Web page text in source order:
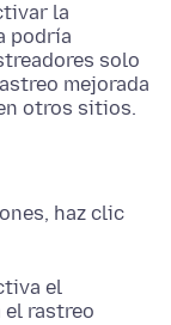
la
podría
solo
mejorada
otros sitios.
haz clic
el
rastreo